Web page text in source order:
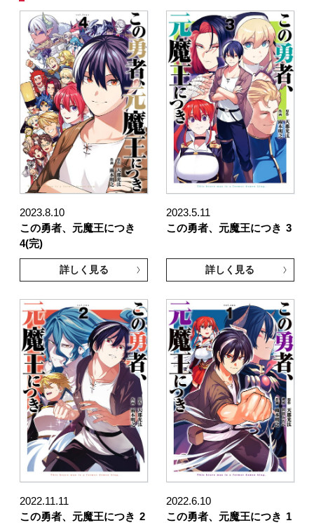
2023.8.10
この勇者、元魔王につき
4(完)
詳しく見る
2023.5.11
この勇者、元魔王につき 3
詳しく見る
2022.11.11
この勇者、元魔王につき 2
2022.6.10
この勇者、元魔王につき 1